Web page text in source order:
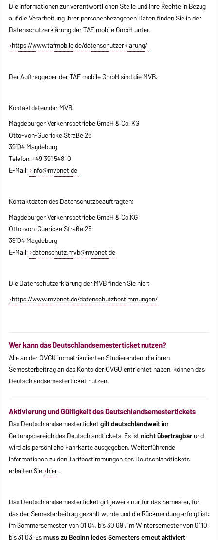
Die Informationen zur verantwortlichen Stelle und Ihre Rechte in Bezug
auf die Verarbeitung Ihrer personenbezogenen Daten finden Sie in der
Datenschutzerklärung der TAF mobile GmbH unter:
https://www.tafmobile.de/datenschutzerklarung/
Der Auftraggeber der TAF mobile GmbH sind die MVB.
Kontaktdaten der MVB:
Magdeburger Verkehrsbetriebe GmbH & Co. KG
Otto-von-Guericke Straße 25
39104 Magdeburg
Telefon: +49 391 548-0
E-Mail: info@mvbnet.de
Kontaktdaten des Datenschutzbeauftragten:
Magdeburger Verkehrsbetriebe GmbH & Co.KG
Otto-von-Guericke Straße 25
39104 Magdeburg
E-Mail: datenschutz.mvb@mvbnet.de
Die Datenschutzerklärung der MVB finden Sie hier:
https://www.mvbnet.de/datenschutzbestimmungen/
Wer kann das Deutschlandsemesterticket nutzen?
Alle an der OVGU immatrikulierten Studierenden, die ihren
Semesterbeitrag an das Konto der OVGU entrichtet haben, können das
Deutschlandsemesterticket nutzen.
Aktivierung und Gültigkeit des Deutschlandsemestertickets
Das Deutschlandsemesterticketgilt deutschlandweitim
Geltungsbereich des Deutschlandtickets. Es istnicht übertragbarund
wird als persönliche Fahrkarte ausgegeben. Weiterführende
Informationen zu den Tarifbestimmungen des Deutschlandtickets
erhalten Sie hier.
Das Deutschlandsemesterticket gilt jeweils nur für das Semester, für
das der Semesterbeitrag gezahlt wurde und die Rückmeldung erfolgt ist:
im Sommersemester von 01.04. bis 30.09., im Wintersemester von 01.10.
bis 31.03. Esmuss zu Beginn jedes Semesters erneut aktiviert